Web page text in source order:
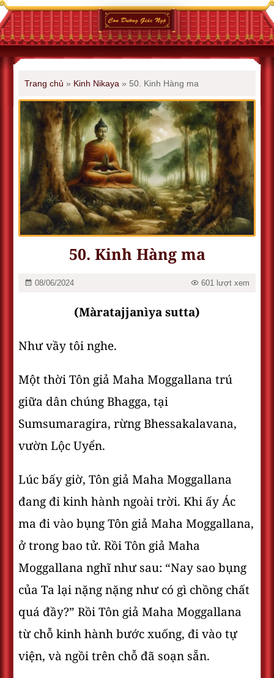
Trang chủ » Kinh Nikaya » 50. Kinh Hàng ma
50. Kinh Hàng ma
08/06/2024 601 lượt xem
(Màratajjanìya sutta)
Như vầy tôi nghe.
Một thời Tôn giả Maha Moggallana trú
giữa dân chúng Bhagga, tại
Sumsumaragira, rừng Bhessakalavana,
vườn Lộc Uyển.
Lúc bấy giờ, Tôn giả Maha Moggallana
đang đi kinh hành ngoài trời. Khi ấy Ác
ma đi vào bụng Tôn giả Maha Moggallana,
ở trong bao tử. Rồi Tôn giả Maha
Moggallana nghĩ như sau: “Nay sao bụng
của Ta lại nặng nặng như có gì chồng chất
quá đầy?” Rồi Tôn giả Maha Moggallana
từ chỗ kinh hành bước xuống, đi vào tự
viện, và ngồi trên chỗ đã soạn sẵn.